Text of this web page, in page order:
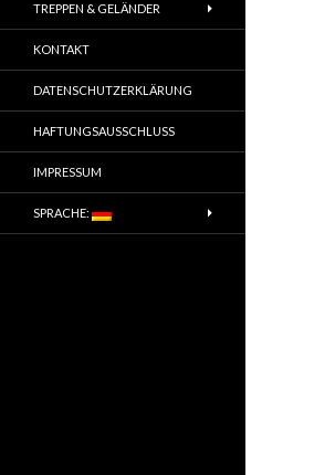
TREPPEN & GELÄNDER
KONTAKT
DATENSCHUTZERKLÄRUNG
HAFTUNGSAUSSCHLUSS
IMPRESSUM
SPRACHE: